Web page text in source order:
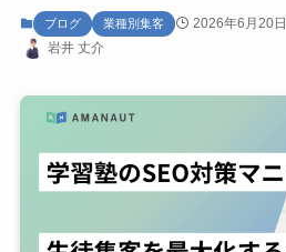
ブログ 業種別集客 2026年6月20日
岩井 丈介